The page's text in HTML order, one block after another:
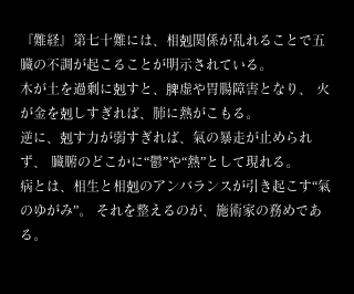
『難経』第七十難には、相剋関係が乱れることで五
臓の不調が起こることが明示されている。
木が土を過剰に剋すと、脾虚や胃腸障害となり、 火
が金を剋しすぎれば、肺に熱がこもる。
逆に、剋す力が弱すぎれば、氣の暴走が止められ
ず、 臓腑のどこかに“鬱”や“熱”として現れる。
病とは、相生と相剋のアンバランスが引き起こす“氣
のゆがみ”。 それを整えるのが、施術家の務めであ
る。